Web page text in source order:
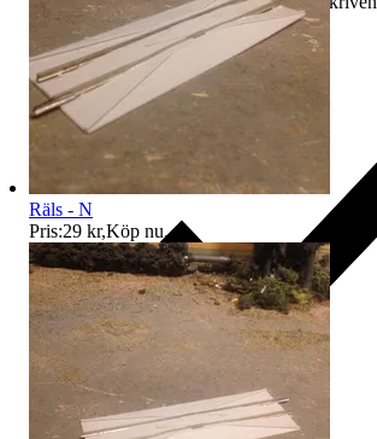
Räls - N
Pris:29 kr,Köp nu.